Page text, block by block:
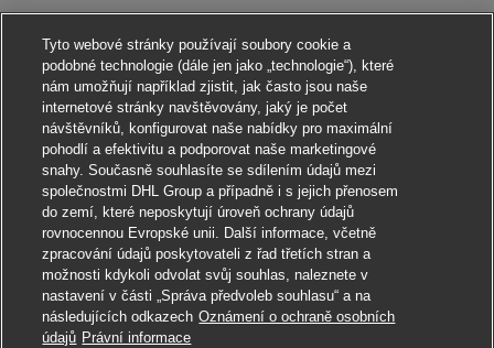
Ucházet se
Tyto webové stránky používají soubory cookie a
podobné technologie (dále jen jako „technologie“), které
nám umožňují například zjistit, jak často jsou naše
internetové stránky navštěvovány, jaký je počet
návštěvníků, konfigurovat naše nabídky pro maximální
pohodlí a efektivitu a podporovat naše marketingové
snahy. Současně souhlasíte se sdílením údajů mezi
společnostmi DHL Group a případně i s jejich přenosem
do zemí, které neposkytují úroveň ochrany údajů
rovnocennou Evropské unii. Další informace, včetně
zpracování údajů poskytovateli z řad třetích stran a
možnosti kdykoli odvolat svůj souhlas, naleznete v
nastavení v části „Správa předvoleb souhlasu“ a na
následujících odkazech Oznámení o ochraně osobních
údajů Právní informace